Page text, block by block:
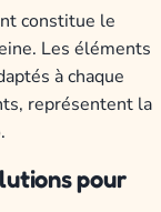
constitue le
Les éléments
à chaque
représentent la
pour